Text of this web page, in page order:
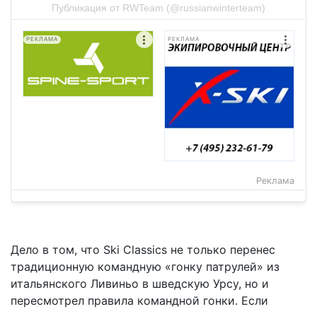
Публикация от RWTeam (@russianwinterteam)
РЕКЛАМА РЕКЛАМА
Реклама
Дело в том, что Ski Classics не только перенес
традиционную командную «гонку патрулей» из
итальянского Ливиньо в шведскую Урсу, но и
пересмотрел правила командной гонки. Если